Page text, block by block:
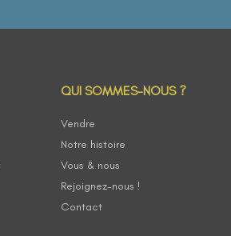
QUI SOMMES-NOUS ?
Vendre
Notre histoire
Vous & nous
Rejoignez-nous !
Contact